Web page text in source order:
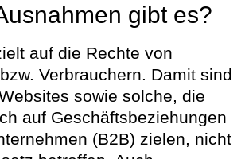
gibt es?
auf die Rechte von
Verbrauchern. Damit sind
sowie solche, die
auf Geschäftsbeziehungen
(B2B) zielen, nicht